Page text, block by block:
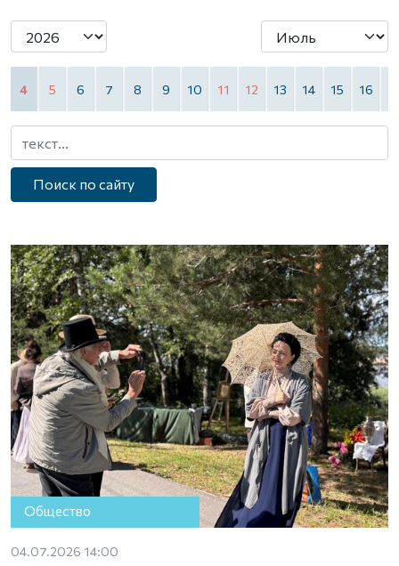
4 5 6 7 8 9 10 11 12 13 14 15 16
Поиск по сайту
Общество
04.07.2026 14:00